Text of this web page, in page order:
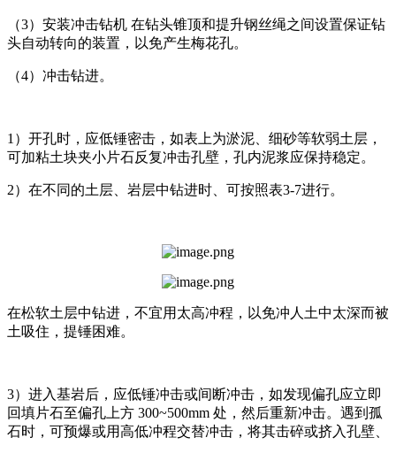
（3）安装冲击钻机 在钻头锥顶和提升钢丝绳之间设置保证钻
头自动转向的装置，以免产生梅花孔。
（4）冲击钻进。
1）开孔时，应低锤密击，如表上为淤泥、细砂等软弱土层，
可加粘土块夹小片石反复冲击孔壁，孔内泥浆应保持稳定。
2）在不同的土层、岩层中钻进时、可按照表3-7进行。
在松软土层中钻进，不宜用太高冲程，以免冲人土中太深而被
土吸住，提锤困难。
3）进入基岩后，应低锤冲击或间断冲击，如发现偏孔应立即
回填片石至偏孔上方 300~500mm 处，然后重新冲击。遇到孤
石时，可预爆或用高低冲程交替冲击，将其击碎或挤入孔壁、